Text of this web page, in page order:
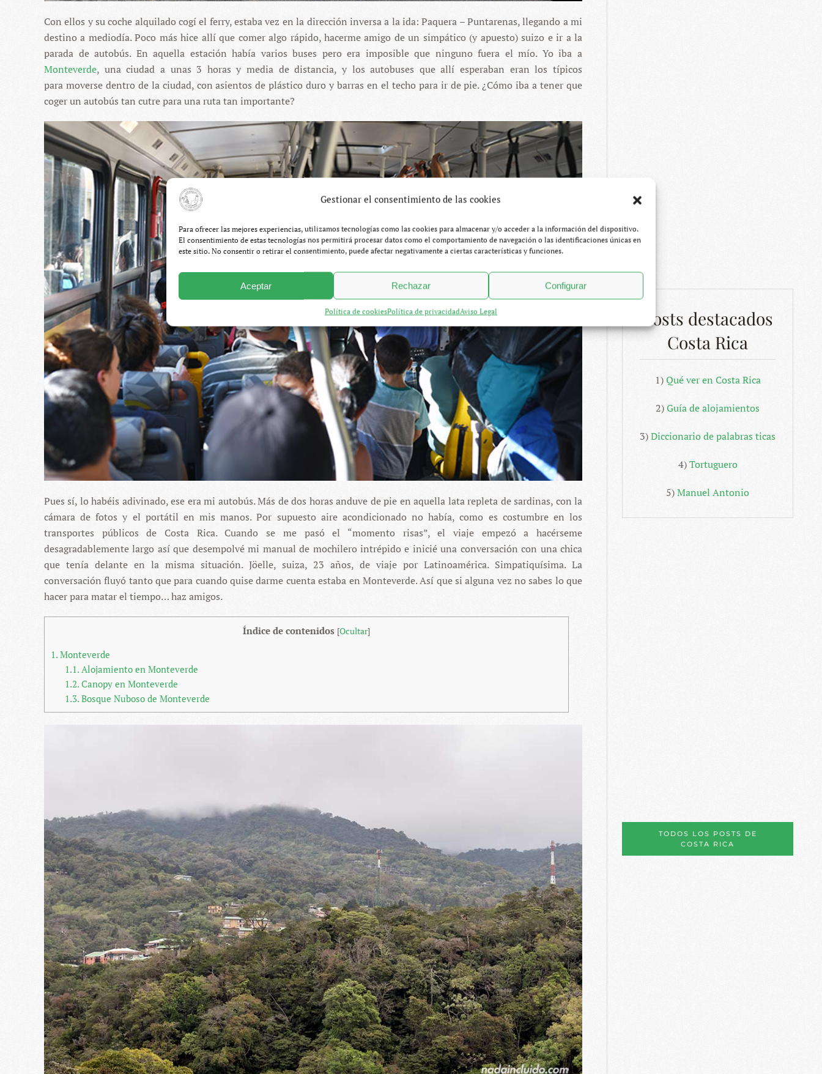
Gestionar el consentimiento de las cookies
Para ofrecer las mejores experiencias, utilizamos tecnologías como las cookies para almacenar y/o acceder a la información del dispositivo.
El consentimiento de estas tecnologías nos permitirá procesar datos como el comportamiento de navegación o las identificaciones únicas en
este sitio. No consentir o retirar el consentimiento, puede afectar negativamente a ciertas características y funciones.
Aceptar Rechazar Configurar
Política de cookiesPolítica de privacidadAviso Legal
Con ellos y su coche alquilado cogí el ferry, estaba vez en la dirección inversa a la ida: Paquera – Puntarenas, llegando a mi
destino a mediodía. Poco más hice allí que comer algo rápido, hacerme amigo de un simpático (y apuesto) suizo e ir a la
parada de autobús. En aquella estación había varios buses pero era imposible que ninguno fuera el mío. Yo iba a
Monteverde, una ciudad a unas 3 horas y media de distancia, y los autobuses que allí esperaban eran los típicos
para moverse dentro de la ciudad, con asientos de plástico duro y barras en el techo para ir de pie. ¿Cómo iba a tener que
coger un autobús tan cutre para una ruta tan importante?
Pues sí, lo habéis adivinado, ese era mi autobús. Más de dos horas anduve de pie en aquella lata repleta de sardinas, con la
cámara de fotos y el portátil en mis manos. Por supuesto aire acondicionado no había, como es costumbre en los
transportes públicos de Costa Rica. Cuando se me pasó el “momento risas”, el viaje empezó a hacérseme
desagradablemente largo así que desempolvé mi manual de mochilero intrépido e inicié una conversación con una chica
que tenía delante en la misma situación. Jöelle, suiza, 23 años, de viaje por Latinoamérica. Simpatiquísima. La
conversación fluyó tanto que para cuando quise darme cuenta estaba en Monteverde. Así que si alguna vez no sabes lo que
hacer para matar el tiempo… haz amigos.
Índice de contenidos [Ocultar]
1. Monteverde
1.1.Alojamiento en Monteverde
1.2.Canopy en Monteverde
1.3.Bosque Nuboso de Monteverde
Posts destacados
Costa Rica
1)Qué ver en Costa Rica
2)Guía de alojamientos
3)Diccionario de palabras ticas
4)Tortuguero
5)Manuel Antonio
TODOS LOS POSTS DE
COSTA RICA